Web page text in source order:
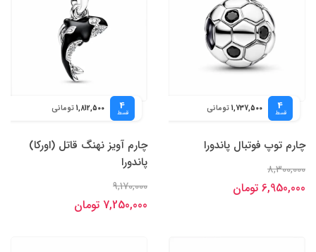
4
قسط 1,737,500 تومانی
چارم توپ فوتبال پاندورا
8,300,000
6,950,000 تومان
4
قسط 1,812,500 تومانی
چارم آویز نهنگ قاتل (اورکا)
پاندورا
9,170,000
7,250,000 تومان